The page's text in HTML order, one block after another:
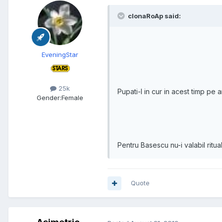
EveningStar
25k
Gender:Female
clonaRoAp said:
Pupati-l in cur in acest timp pe
Pentru Basescu nu-i valabil
Quote